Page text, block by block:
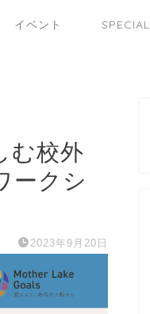
イベント SPECIAL
む校外
ークシ
2023年9月20日